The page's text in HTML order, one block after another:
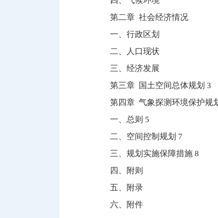
第二章 社会经济情况
一、行政区划
二、人口现状
三、经济发展
第三章 国土空间总体规划 3
第四章 气象探测环境保护规
一、总则 5
二、空间控制规划 7
三、规划实施保障措施 8
四、附则
五、附录
六、附件